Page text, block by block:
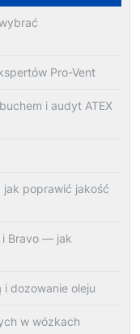
Pro-Vent
i audyt ATEX
jak poprawić jakość
i Bravo — jak
dozowanie oleju
w wózkach